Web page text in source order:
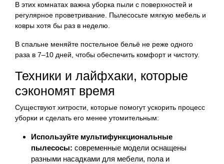
В этих комнатах важна уборка пыли с поверхностей и
регулярное проветривание. Пылесосьте мягкую мебель и
ковры хотя бы раз в неделю.
В спальне меняйте постельное бельё не реже одного
раза в 7–10 дней, чтобы обеспечить комфорт и чистоту.
Техники и лайфхаки, которые
сэкономят время
Существуют хитрости, которые помогут ускорить процесс
уборки и сделать его менее утомительным:
Используйте мультифункциональные
пылесосы: современные модели оснащены
разными насадками для мебели, пола и